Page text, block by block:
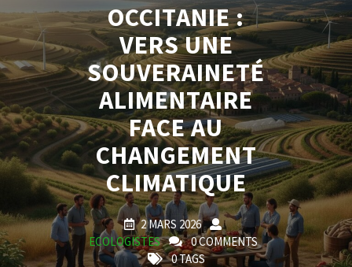
OCCITANIE :
VERS UNE
SOUVERAINETÉ
ALIMENTAIRE
FACE AU
CHANGEMENT
CLIMATIQUE
2 MARS 2026
ECOLOGISTES
0 COMMENTS
0 TAGS